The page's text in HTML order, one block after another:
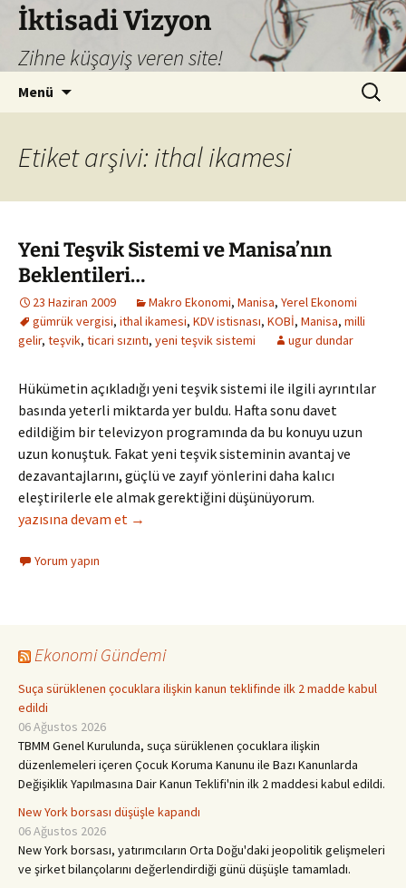
İktisadi Vizyon
Zihne küşayiş veren site!
Menü Arama:
Etiket arşivi: ithal ikamesi
Yeni Teşvik Sistemi ve Manisa’nın
Beklentileri…
23 Haziran 2009 Makro Ekonomi, Manisa, Yerel Ekonomi
gümrük vergisi, ithal ikamesi, KDV istisnası, KOBİ, Manisa, milli
gelir, teşvik, ticari sızıntı, yeni teşvik sistemi ugur dundar
Hükümetin açıkladığı yeni teşvik sistemi ile ilgili ayrıntılar
basında yeterli miktarda yer buldu. Hafta sonu davet
edildiğim bir televizyon programında da bu konuyu uzun
uzun konuştuk. Fakat yeni teşvik sisteminin avantaj ve
dezavantajlarını, güçlü ve zayıf yönlerini daha kalıcı
eleştirilerle ele almak gerektiğini düşünüyorum.
Yeni Teşvik Sistemi ve Manisa’nın Beklentileri…
yazısına devam et →
Yorum yapın
Ekonomi Gündemi
Suça sürüklenen çocuklara ilişkin kanun teklifinde ilk 2 madde kabul
edildi
06 Ağustos 2026
TBMM Genel Kurulunda, suça sürüklenen çocuklara ilişkin
düzenlemeleri içeren Çocuk Koruma Kanunu ile Bazı Kanunlarda
Değişiklik Yapılmasına Dair Kanun Teklifi'nin ilk 2 maddesi kabul edildi.
New York borsası düşüşle kapandı
06 Ağustos 2026
New York borsası, yatırımcıların Orta Doğu'daki jeopolitik gelişmeleri
ve şirket bilançolarını değerlendirdiği günü düşüşle tamamladı.